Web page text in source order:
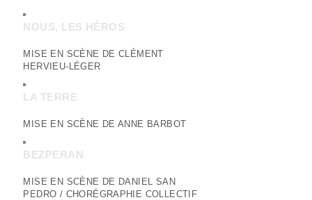
NOUS, LES HÉROS
MISE EN SCÈNE DE CLÉMENT
HERVIEU-LÉGER
LA TERRE
MISE EN SCÈNE DE ANNE BARBOT
BEZPERAN
MISE EN SCÈNE DE DANIEL SAN
PEDRO / CHORÉGRAPHIE COLLECTIF